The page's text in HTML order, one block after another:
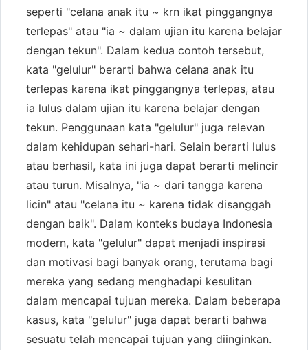
seperti "celana anak itu ~ krn ikat pinggangnya
terlepas" atau "ia ~ dalam ujian itu karena belajar
dengan tekun". Dalam kedua contoh tersebut,
kata "gelulur" berarti bahwa celana anak itu
terlepas karena ikat pinggangnya terlepas, atau
ia lulus dalam ujian itu karena belajar dengan
tekun. Penggunaan kata "gelulur" juga relevan
dalam kehidupan sehari-hari. Selain berarti lulus
atau berhasil, kata ini juga dapat berarti melincir
atau turun. Misalnya, "ia ~ dari tangga karena
licin" atau "celana itu ~ karena tidak disanggah
dengan baik". Dalam konteks budaya Indonesia
modern, kata "gelulur" dapat menjadi inspirasi
dan motivasi bagi banyak orang, terutama bagi
mereka yang sedang menghadapi kesulitan
dalam mencapai tujuan mereka. Dalam beberapa
kasus, kata "gelulur" juga dapat berarti bahwa
sesuatu telah mencapai tujuan yang diinginkan.